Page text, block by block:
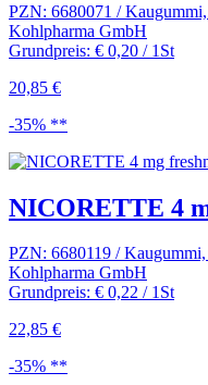
PZN: 6680071 /
Kohlpharma GmbH
Grundpreis: € 0,20 / 1St
20,85 €
-35% **
NICORETTE 4
PZN: 6680119 /
Kohlpharma GmbH
Grundpreis: € 0,22 / 1St
22,85 €
-35% **